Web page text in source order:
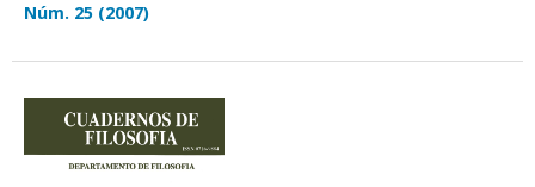
Núm. 25 (2007)